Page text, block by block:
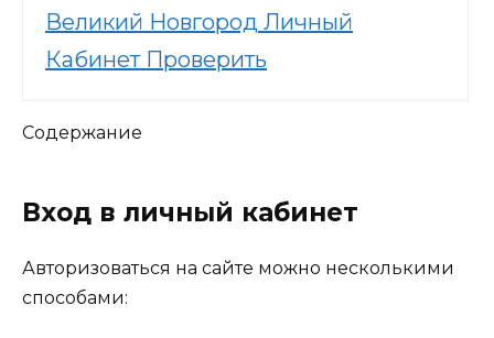
Великий Новгород Личный
Кабинет Проверить
Содержание
Вход в личный кабинет
Авторизоваться на сайте можно несколькими
способами: